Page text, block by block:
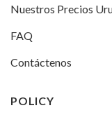
Nuestros Precios
FAQ
Contáctenos
POLICY